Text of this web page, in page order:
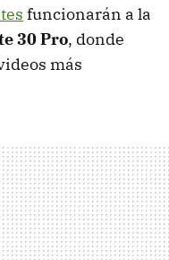
funcionarán a la
30 Pro, donde
más